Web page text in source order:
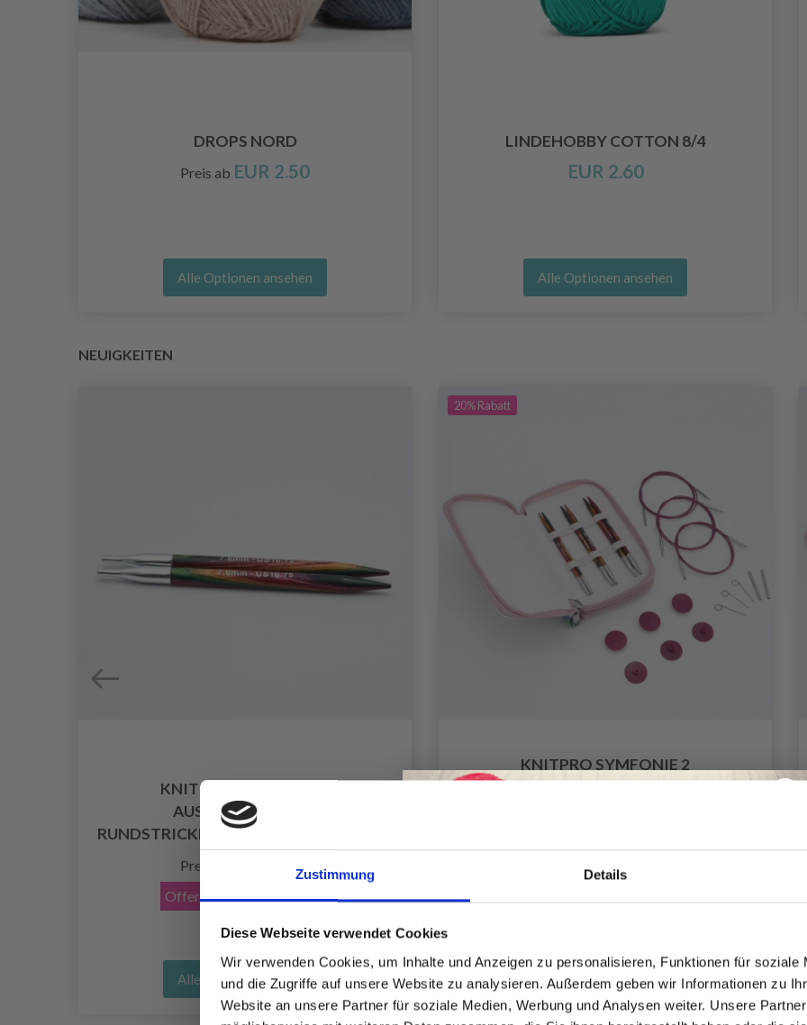
Zustimmung Details
Diese Webseite verwendet Cookies
Wir verwenden Cookies, um Inhalte und Anzeigen zu personalisieren, Funktionen für soziale
und die Zugriffe auf unsere Website zu analysieren. Außerdem geben wir Informationen zu
Website an unsere Partner für soziale Medien, Werbung und Analysen weiter. Unsere
DROPS NORD
Preis ab EUR 2.50
Alle Optionen ansehen
LINDEHOBBY COTTON 8/4
EUR 2.60
Alle Optionen ansehen
NEUIGKEITEN
KNITPRO SYMFONIE 2
AUSWECHSELBARE
RUNDSTRICKNADELN (5, 10 UND 13 CM)
Preis ab EUR 6.15
Offer expires08/09/2026
Alle Optionen ansehen
20%Rabatt
KNITPRO SYMFONIE 2
AUSTAUSCHBARE
Offer expires08/09/2026
In den Warenkorb
Werde ein Teil unserer Garn-Community
und erhalte exklusiven Zugang zu